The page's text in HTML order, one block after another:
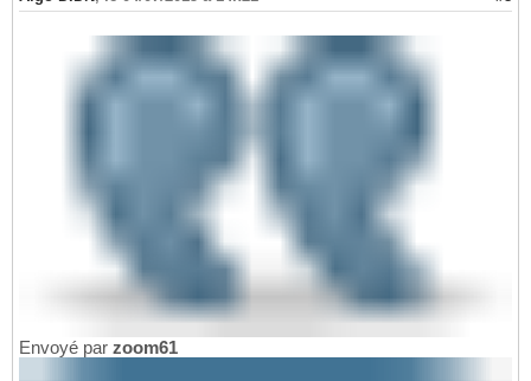
Envoyé par zoom61